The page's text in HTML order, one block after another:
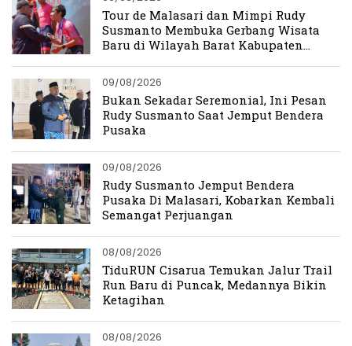
Tour de Malasari dan Mimpi Rudy
Susmanto Membuka Gerbang Wisata
Baru di Wilayah Barat Kabupaten
09/08/2026
Bukan Sekadar Seremonial, Ini Pesan
Rudy Susmanto Saat Jemput Bendera
Pusaka
09/08/2026
Rudy Susmanto Jemput Bendera
Pusaka Di Malasari, Kobarkan Kembali
Semangat Perjuangan
08/08/2026
TiduRUN Cisarua Temukan Jalur Trail
Run Baru di Puncak, Medannya Bikin
Ketagihan
08/08/2026